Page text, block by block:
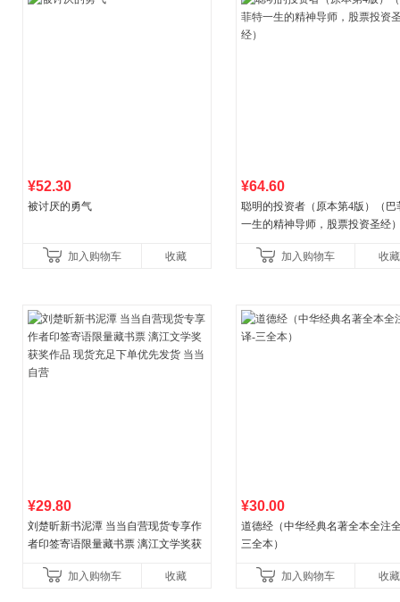
¥52.30
被讨厌的勇气
加入购物车 收藏
¥64.60
聪明的投资者（原本第4版）（巴
一生的精神导师，股票投资圣经
加入购物车 收藏
¥29.80
刘楚昕新书泥潭 当当自营现货专享作
者印签寄语限量藏书票 漓江文学奖获
加入购物车 收藏
¥30.00
道德经（中华经典名著全本全注
三全本）
加入购物车 收藏